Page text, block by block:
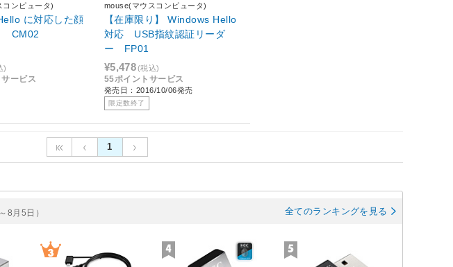
ンピュータ)
に対応した顔
CM02
)
ービス
mouse(マウスコンピュータ)
【在庫限り】 Windows Hello
対応 USB指紋認証リーダ
ー FP01
¥5,478(税込)
55ポイントサービス
発売日：2016/10/06発売
限定数終了
1
8月5日） 全てのランキングを見る